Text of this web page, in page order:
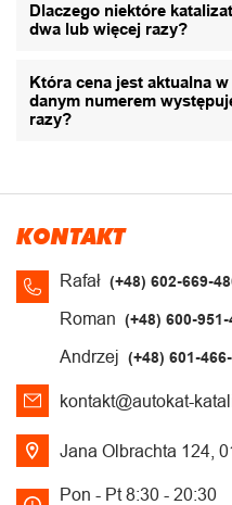
Dlaczego niektóre
dwa lub więcej razy?
Która cena jest aktualna
danym numerem
razy?
KONTAKT
Rafał (+48) 602-669-
Roman (+48) 600-951-
Andrzej (+48) 601-
kontakt@autokat-
Jana Olbrachta 124,
Pon - Pt 8:30 - 20:30